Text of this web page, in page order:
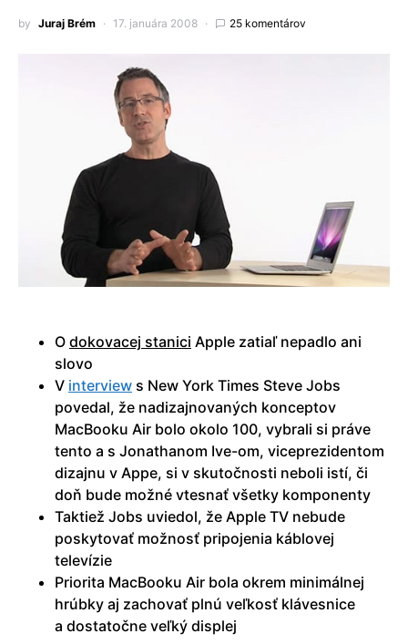
by Juraj Brém 17. januára 2008 25 komentárov
O dokovacej stanici Apple zatiaľ nepadlo ani
slovo
V interview s New York Times Steve Jobs
povedal, že nadizajnovaných konceptov
MacBooku Air bolo okolo 100, vybrali si práve
tento a s Jonathanom Ive-om, viceprezidentom
dizajnu v Appe, si v skutočnosti neboli istí, či
doň bude možné vtesnať všetky komponenty
Taktiež Jobs uviedol, že Apple TV nebude
poskytovať možnosť pripojenia káblovej
televízie
Priorita MacBooku Air bola okrem minimálnej
hrúbky aj zachovať plnú veľkosť klávesnice
a dostatočne veľký displej